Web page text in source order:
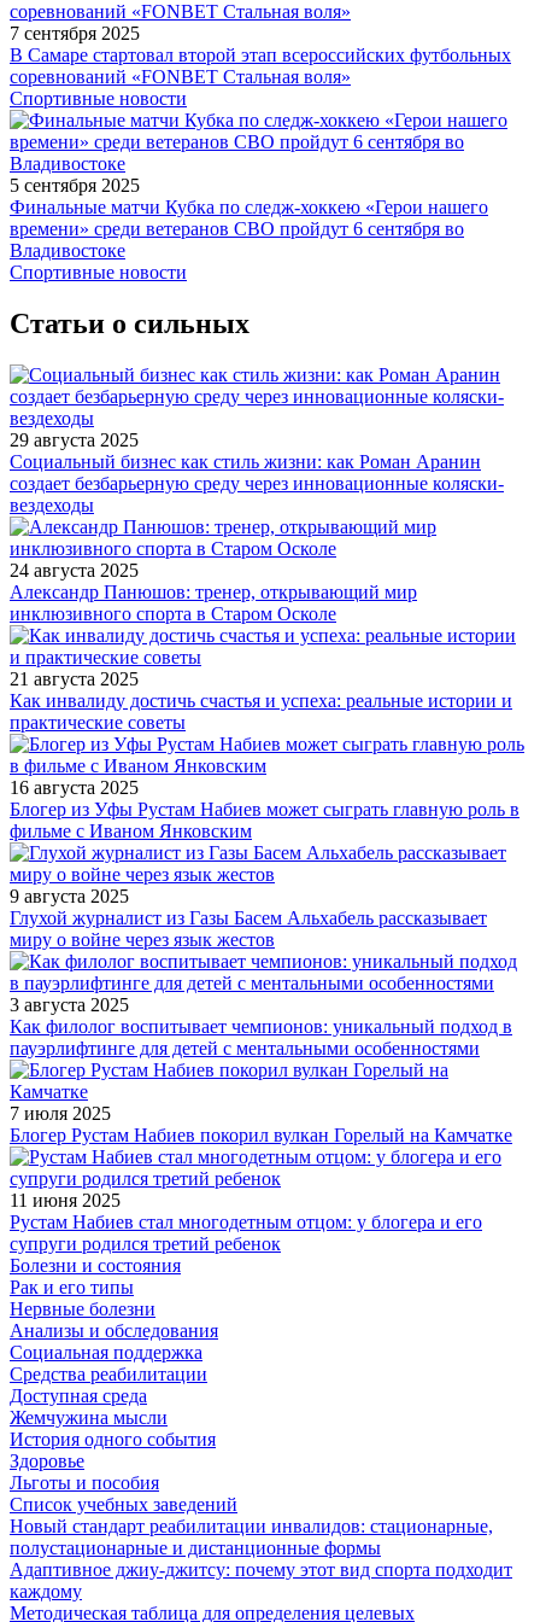
7 сентября 2025
В Самаре стартовал второй этап всероссийских футбольных
соревнований «FONBET Стальная воля»
Спортивные новости
5 сентября 2025
Финальные матчи Кубка по следж-хоккею «Герои нашего
времени» среди ветеранов СВО пройдут 6 сентября во
Владивостоке
Спортивные новости
Статьи о сильных
29 августа 2025
Социальный бизнес как стиль жизни: как Роман Аранин
создает безбарьерную среду через инновационные коляски-
вездеходы
24 августа 2025
Александр Панюшов: тренер, открывающий мир
инклюзивного спорта в Старом Осколе
21 августа 2025
Как инвалиду достичь счастья и успеха: реальные истории и
практические советы
16 августа 2025
Блогер из Уфы Рустам Набиев может сыграть главную роль в
фильме с Иваном Янковским
9 августа 2025
Глухой журналист из Газы Басем Альхабель рассказывает
миру о войне через язык жестов
3 августа 2025
Как филолог воспитывает чемпионов: уникальный подход в
пауэрлифтинге для детей с ментальными особенностями
7 июля 2025
Блогер Рустам Набиев покорил вулкан Горелый на Камчатке
11 июня 2025
Рустам Набиев стал многодетным отцом: у блогера и его
супруги родился третий ребенок
Болезни и состояния
Рак и его типы
Нервные болезни
Анализы и обследования
Социальная поддержка
Средства реабилитации
Доступная среда
Жемчужина мысли
История одного события
Здоровье
Льготы и пособия
Список учебных заведений
Новый стандарт реабилитации инвалидов: стационарные,
полустационарные и дистанционные формы
Адаптивное джиу-джитсу: почему этот вид спорта подходит
каждому
Методическая таблица для определения целевых